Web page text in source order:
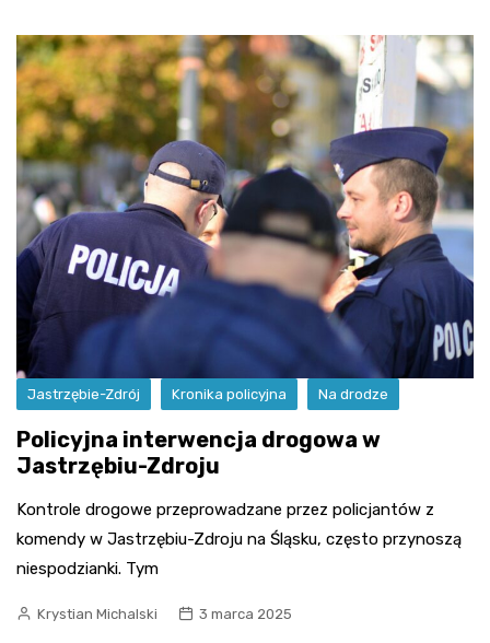
Jastrzębie-Zdrój Kronika policyjna Na drodze
Policyjna interwencja drogowa w
Jastrzębiu-Zdroju
Kontrole drogowe przeprowadzane przez policjantów z
komendy w Jastrzębiu-Zdroju na Śląsku, często przynoszą
niespodzianki. Tym
Krystian Michalski 3 marca 2025